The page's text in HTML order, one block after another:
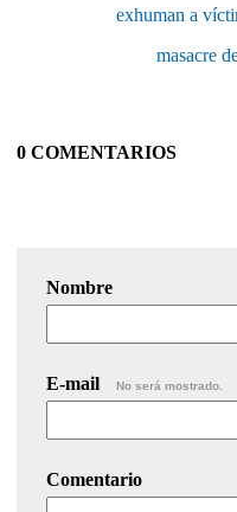
exhuman a
masacre
0 COMENTARIOS
Nombre
E-mail No será mostrado.
Comentario